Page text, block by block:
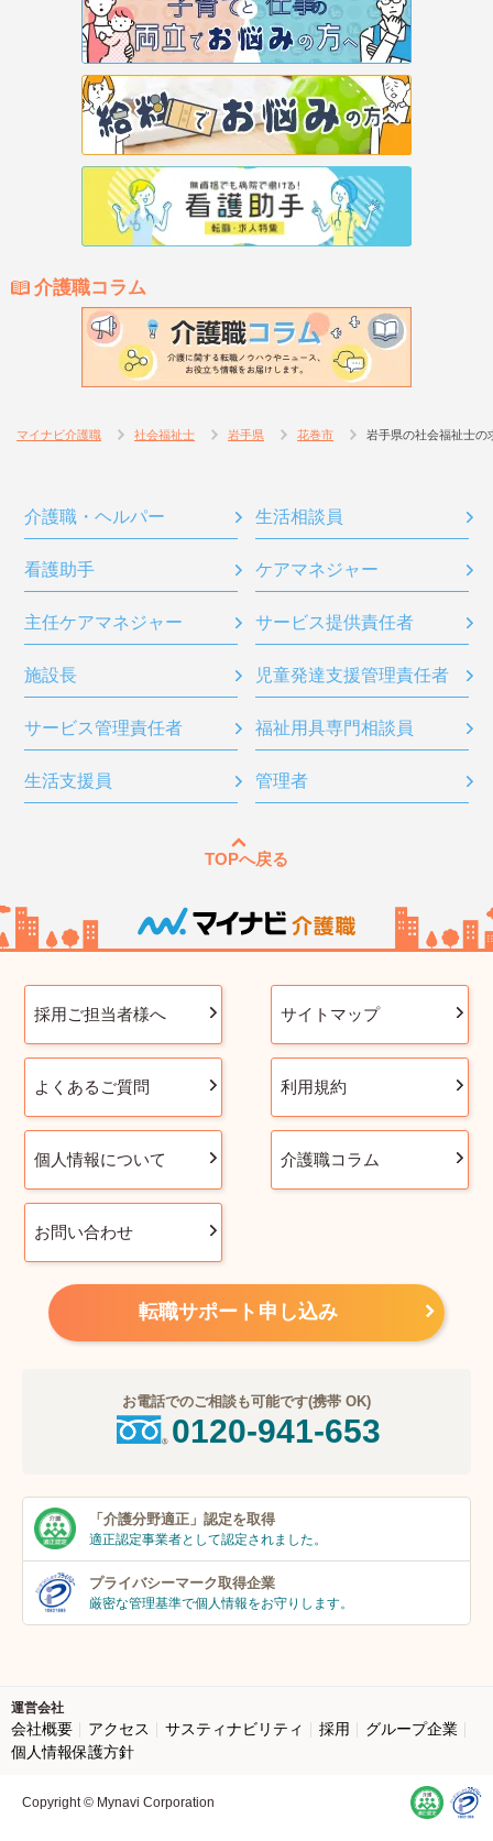
介護職コラム
マイナビ介護職 社会福祉士 岩手県 花巻市 岩手県の社会福祉士の
介護職・ヘルパー 生活相談員
看護助手 ケアマネジャー
主任ケアマネジャー サービス提供責任者
施設長 児童発達支援管理責任者
サービス管理責任者 福祉用具専門相談員
生活支援員 管理者
TOPへ戻る
採用ご担当者様へ サイトマップ
よくあるご質問 利用規約
個人情報について 介護職コラム
お問い合わせ
転職サポート申し込み
お電話でのご相談も可能です(携帯 OK)
0120-941-653
「介護分野適正」 認定を取得
適正認定事業者として認定されました。
プライバシーマーク取得企業
厳密な管理基準で個人情報をお守りします。
運営会社
会社概要 アクセス サスティナビリティ 採用
グループ企業
個人情報保護方針
Copyright © Mynavi Corporation